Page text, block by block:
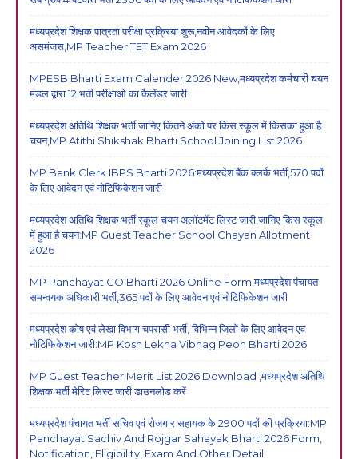
मध्यप्रदेश शिक्षक पात्रता परीक्षा प्रक्रिया शुरू,नवीन आवेदकों के लिए
असमंजस,MP Teacher TET Exam 2026
MPESB Bharti Exam Calender 2026 New,मध्यप्रदेश कर्मचारी चयन
मंडल द्वारा 12 भर्ती परीक्षाओं का कैलेंडर जारी
मध्यप्रदेश अतिथि शिक्षक भर्ती,जानिए कितने अंको पर किस स्कूल में किसका हुआ है
चयन,MP Atithi Shikshak Bharti School Joining List 2026
MP Bank Clerk IBPS Bharti 2026:मध्यप्रदेश बैंक क्लर्क भर्ती,570 पदों
के लिए आवेदन एवं नोटिफिकेशन जारी
मध्यप्रदेश अतिथि शिक्षक भर्ती स्कूल चयन अलॉटमेंट लिस्ट जारी,जानिए किस स्कूल
में हुआ है चयन:MP Guest Teacher School Chayan Allotment
2026
MP Panchayat CO Bharti 2026 Online Form,मध्यप्रदेश पंचायत
समन्वयक अधिकारी भर्ती,365 पदों के लिए आवेदन एवं नोटिफिकेशन जारी
मध्यप्रदेश कोष एवं लेखा विभाग चपरासी भर्ती, विभिन्न जिलों के लिए आवेदन एवं
नोटिफिकेशन जारी:MP Kosh Lekha Vibhag Peon Bharti 2026
MP Guest Teacher Merit List 2026 Download ,मध्यप्रदेश अतिथि
शिक्षक भर्ती मेरिट लिस्ट जारी डाउनलोड करें
मध्यप्रदेश पंचायत भर्ती सचिव एवं रोजगार सहायक के 2900 पदों की प्रक्रिया:MP
Panchayat Sachiv And Rojgar Sahayak Bharti 2026 Form,
Notification, Eligibility, Exam And Other Detail